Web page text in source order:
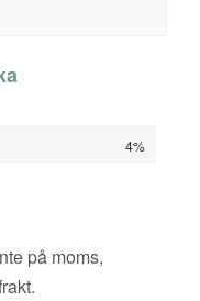
4%
på moms,